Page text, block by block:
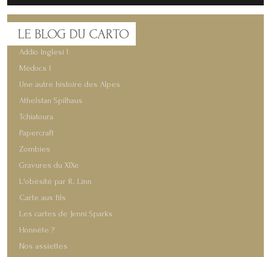
LE BLOG DU CARTO
Addio Inglesi !
Médocs !
Une autre histoire des Alpes
Athelstan Spilhaus
Tchiatoura
Papercraft
Zombies
Gravures du XIXe
L'obésité par R. Linn
Carte aux fils
Les cartes de Jenni Sparks
Honnête ?
Nos assiettes